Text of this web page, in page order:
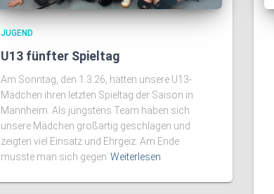
JUGEND
U13 fünfter Spieltag
Am Sonntag, den 1.3.26, hatten unsere U13-
Mädchen ihren letzten Spieltag der Saison in
Mannheim. Als jüngstens Team haben sich
unsere Mädchen großartig geschlagen und
zeigten viel Einsatz und Ehrgeiz. Am Ende
musste man sich gegen Weiterlesen